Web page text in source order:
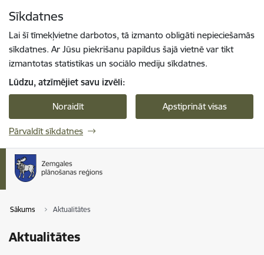
Sīkdatnes
Lai šī tīmekļvietne darbotos, tā izmanto obligāti nepieciešamās
sīkdatnes. Ar Jūsu piekrišanu papildus šajā vietnē var tikt
izmantotas statistikas un sociālo mediju sīkdatnes.
Lūdzu, atzīmējiet savu izvēli:
Noraidīt Apstiprināt visas
Pārvaldīt sīkdatnes
Sākums Aktualitātes
Aktualitātes